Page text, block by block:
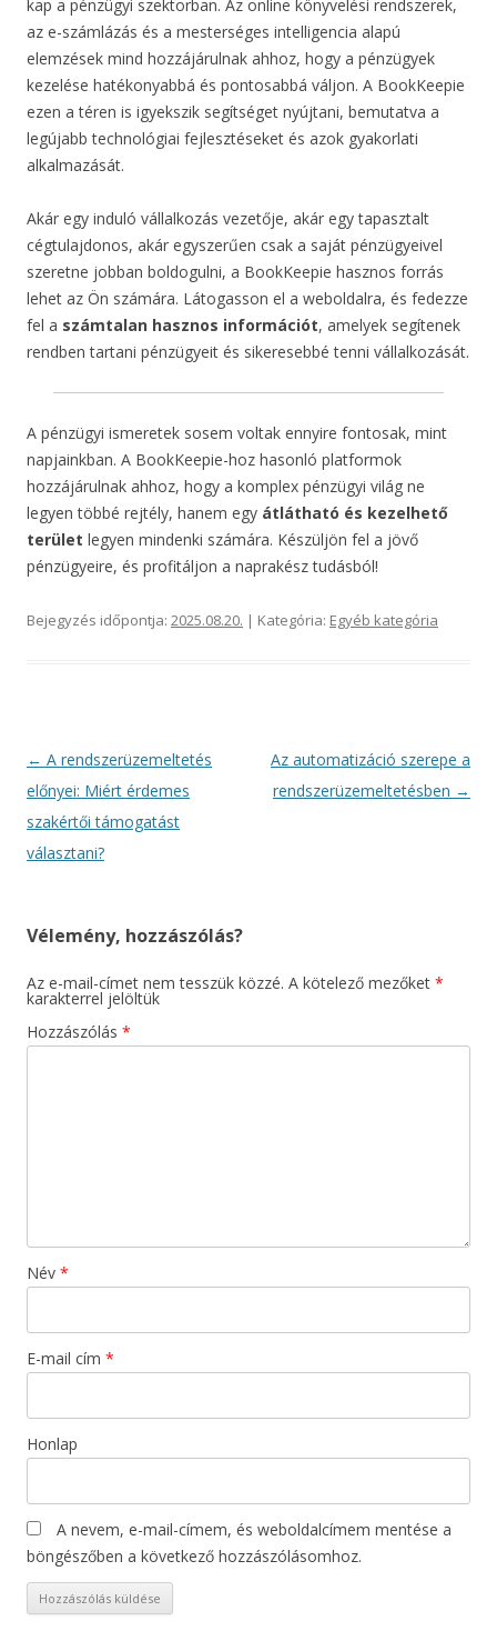
kap a pénzügyi szektorban. Az online könyvelési rendszerek,
az e-számlázás és a mesterséges intelligencia alapú
elemzések mind hozzájárulnak ahhoz, hogy a pénzügyek
kezelése hatékonyabbá és pontosabbá váljon. A BookKeepie
ezen a téren is igyekszik segítséget nyújtani, bemutatva a
legújabb technológiai fejlesztéseket és azok gyakorlati
alkalmazását.
Akár egy induló vállalkozás vezetője, akár egy tapasztalt
cégtulajdonos, akár egyszerűen csak a saját pénzügyeivel
szeretne jobban boldogulni, a BookKeepie hasznos forrás
lehet az Ön számára. Látogasson el a weboldalra, és fedezze
fel a számtalan hasznos információt, amelyek segítenek
rendben tartani pénzügyeit és sikeresebbé tenni vállalkozását.
A pénzügyi ismeretek sosem voltak ennyire fontosak, mint
napjainkban. A BookKeepie-hoz hasonló platformok
hozzájárulnak ahhoz, hogy a komplex pénzügyi világ ne
legyen többé rejtély, hanem egy átlátható és kezelhető
terület legyen mindenki számára. Készüljön fel a jövő
pénzügyeire, és profitáljon a naprakész tudásból!
Bejegyzés időpontja: 2025.08.20. | Kategória: Egyéb kategória
Bejegyzés
navigáció
← A rendszerüzemeltetés
előnyei: Miért érdemes
szakértői támogatást
választani?
Az automatizáció szerepe a
rendszerüzemeltetésben →
Vélemény, hozzászólás?
Az e-mail-címet nem tesszük közzé. A kötelező mezőket *
karakterrel jelöltük
Hozzászólás *
Név *
E-mail cím *
Honlap
A nevem, e-mail-címem, és weboldalcímem mentése a
böngészőben a következő hozzászólásomhoz.